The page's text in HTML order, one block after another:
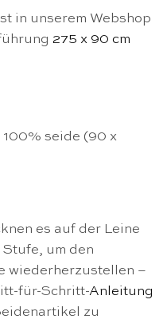
in unserem Webshop
275 x 90 cm
100% seide (90 x
es auf der Leine
um den
wiederherzustellen –
für-Schritt-Anleitung
zu